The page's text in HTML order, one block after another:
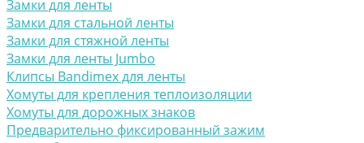
Замки для ленты
Замки для стальной ленты
Замки для стяжной ленты
Замки для ленты Jumbo
Клипсы Bandimex для ленты
Хомуты для крепления теплоизоляции
Хомуты для дорожных знаков
Предварительно фиксированный зажим